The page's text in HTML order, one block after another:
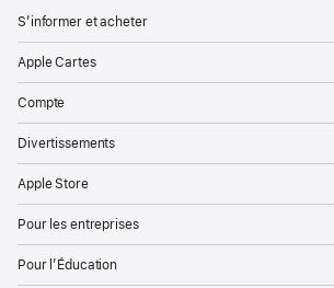
S’informer et acheter
Apple Cartes
Compte
Divertissements
Apple Store
Pour les entreprises
Pour l’Éducation